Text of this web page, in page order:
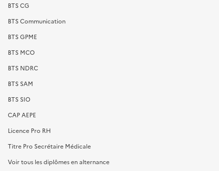
BTS CG
BTS Communication
BTS GPME
BTS MCO
BTS NDRC
BTS SAM
BTS SIO
CAP AEPE
Licence Pro RH
Titre Pro Secrétaire Médicale
Voir tous les diplômes en alternance